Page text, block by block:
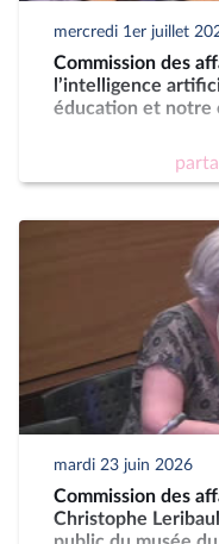
mercredi 1er juillet
Commission des
l’intelligence
éducation et notre
mardi 23 juin 2026
Commission des
Christophe